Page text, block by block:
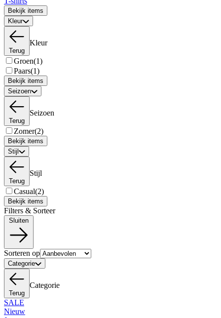
Bekijk items
Kleur
Terug
Kleur
Groen(1)
Paars(1)
Bekijk items
Seizoen
Terug
Seizoen
Zomer(2)
Bekijk items
Stijl
Terug
Stijl
Casual(2)
Bekijk items
Filters & Sorteer
Sorteren op
Categorie
Terug
Categorie
SALE
Nieuw